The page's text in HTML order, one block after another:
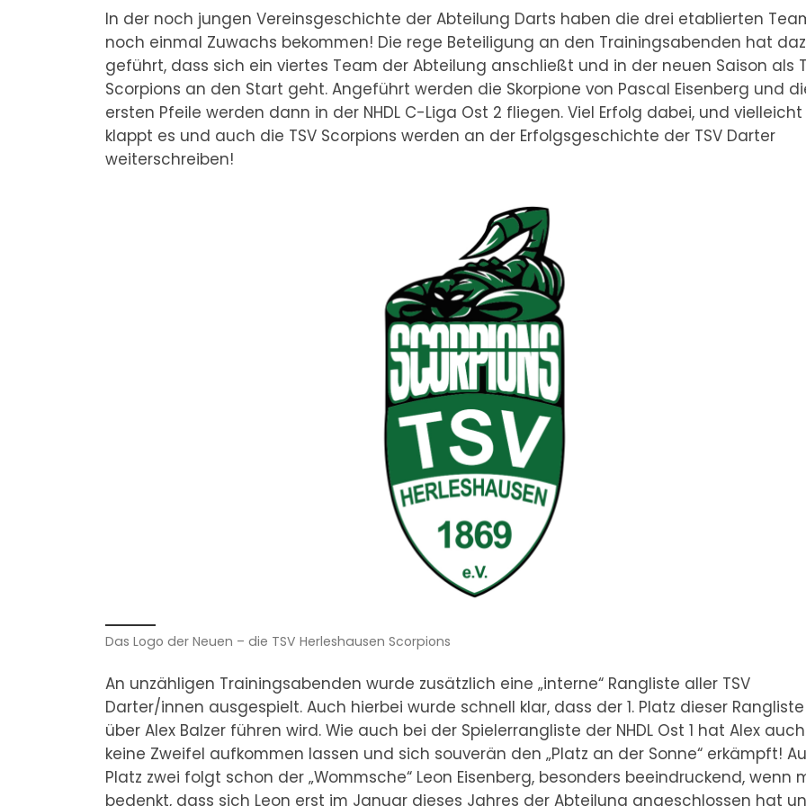
In der noch jungen Vereinsgeschichte der Abteilung Darts haben die drei etablierten
noch einmal Zuwachs bekommen! Die rege Beteiligung an den Trainingsabenden hat
geführt, dass sich ein viertes Team der Abteilung anschließt und in der neuen Saison als
Scorpions an den Start geht. Angeführt werden die Skorpione von Pascal Eisenberg und
ersten Pfeile werden dann in der NHDL C-Liga Ost 2 fliegen. Viel Erfolg dabei, und vielleicht
klappt es und auch die TSV Scorpions werden an der Erfolgsgeschichte der TSV Darter
weiterschreiben!
Das Logo der Neuen – die TSV Herleshausen Scorpions
An unzähligen Trainingsabenden wurde zusätzlich eine „interne“ Rangliste aller TSV
Darter/innen ausgespielt. Auch hierbei wurde schnell klar, dass der 1. Platz dieser
über Alex Balzer führen wird. Wie auch bei der Spielerrangliste der NHDL Ost 1 hat Alex
keine Zweifel aufkommen lassen und sich souverän den „Platz an der Sonne“ erkämpft!
Platz zwei folgt schon der „Wommsche“ Leon Eisenberg, besonders beeindruckend, wenn
bedenkt, dass sich Leon erst im Januar dieses Jahres der Abteilung angeschlossen hat